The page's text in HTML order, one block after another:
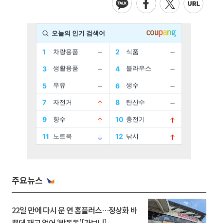
주요뉴스
22일 만에 다시 문 연 홈플러스…정상화 바